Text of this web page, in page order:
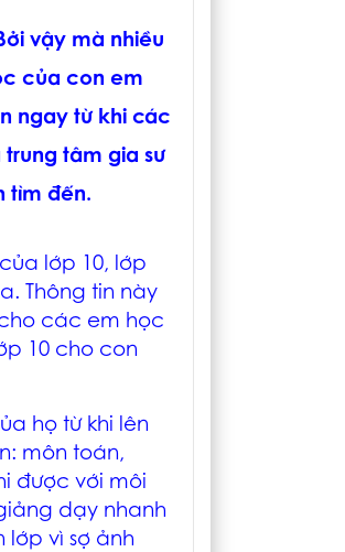
vậy mà nhiều
của con em
ngay từ khi các
tâm gia sư
tìm đến.
lớp 10, lớp
Thông tin này
các em học
10 cho con
họ từ khi lên
môn toán,
được với môi
dạy nhanh
vì sợ ảnh